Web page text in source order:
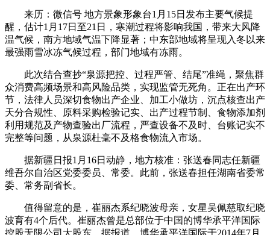
来历：微信号 地方景象形象台1月15日发布主要气候提
醒，估计1月17日至21日，寒潮过程将影响我国，带来大风降
温气候，南方地域气温下降显著；中东部地域将呈现入冬以来
最强雨雪冰冻气候过程，部门地域有冻雨。
此次结合查抄“泉源把控、过程严管、结尾”准绳，聚焦群
众消费高频场景和高风险品类，实现监管无死角。正在出产环
节，法律人员深切食物出产企业、加工小做坊，沉点核查出产
天分合规性、原料采购检验记实、出产过程节制、食物添加剂
利用规范及产物查验出厂流程，严查设备不及时、台账记实不
完整等问题，从泉源杜毫不及格食物流入市场。
据新疆日报1月16日动静，地方核准：张送春同志任新疆
维吾尔自治区党委委员、常委。此前，张送春担任湖南省委常
委、常务副省长。
值得留意的是，崔丽杰系纪晓波母亲，女星吴佩慈取纪晓
波育有4个后代。崔丽杰曾是总部位于中国的博华承平洋国际
控股无限公司大股东，据报道，博华承平洋国际于2014年7月